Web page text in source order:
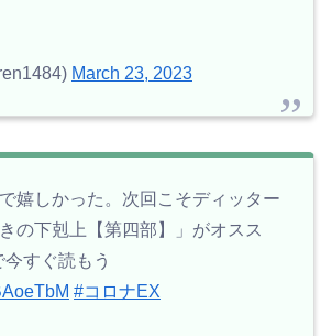
March 23, 2023
嬉しかった。次回こそディッター
の下剋上【第四部】」がオスス
すぐ読もう
#コロナEX